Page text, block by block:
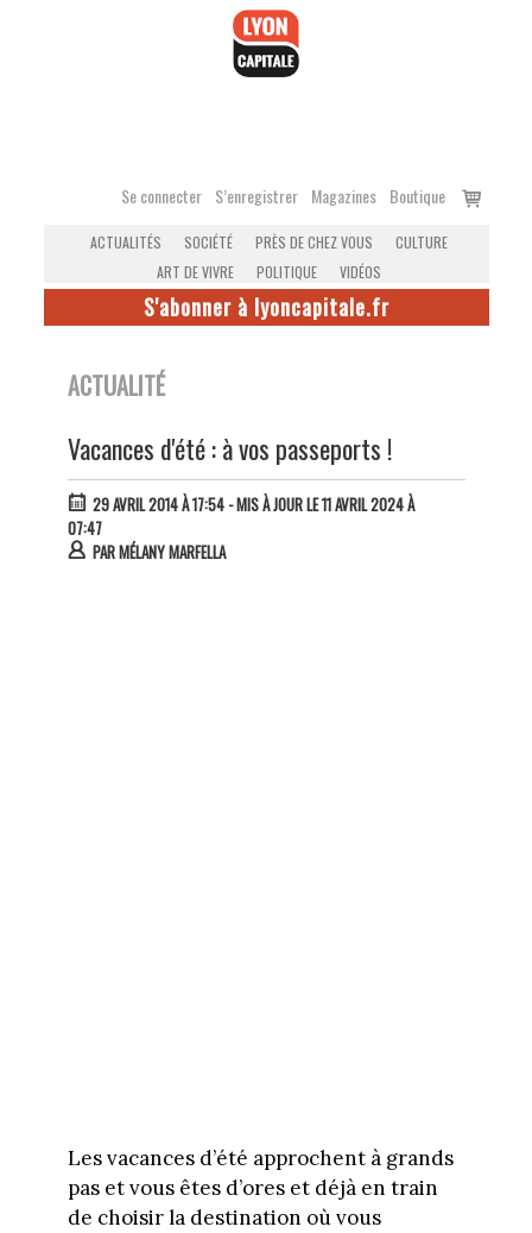
Se connecter S’enregistrer Magazines Boutique
Voir
ACTUALITÉS SOCIÉTÉ PRÈS DE CHEZ VOUS
CULTURE
ART DE VIVRE
POLITIQUE VIDÉOS
S'abonner à lyoncapitale.fr
ACTUALITÉ
Vacances d'été : à vos passeports !
29 AVRIL 2014 À 17:54- MIS À JOUR LE 11 AVRIL 2024 À
07:47
PARMÉLANY MARFELLA
Les vacances d’été approchent à grands
pas et vous êtes d’ores et déjà en train
de choisir la destination où vous